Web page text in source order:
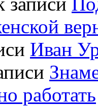
Иван
работать